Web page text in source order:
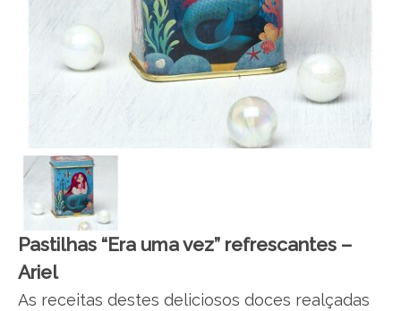
Pastilhas “Era uma vez” refrescantes –
Ariel
As receitas destes deliciosos doces realçadas